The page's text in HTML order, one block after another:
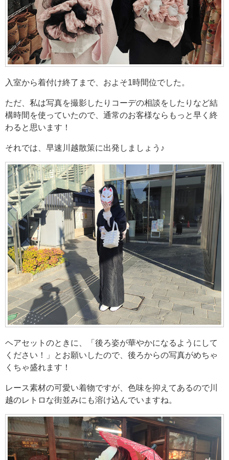
入室から着付け終了まで、およそ1時間位でした。
ただ、私は写真を撮影したりコーデの相談をしたりなど結
構時間を使っていたので、通常のお客様ならもっと早く終
わると思います！
それでは、早速川越散策に出発しましょう♪
ヘアセットのときに、「後ろ姿が華やかになるようにして
ください！」とお願いしたので、後ろからの写真がめちゃ
くちゃ盛れます！
レース素材の可愛い着物ですが、色味を抑えてあるので川
越のレトロな街並みにも溶け込んでいますね。